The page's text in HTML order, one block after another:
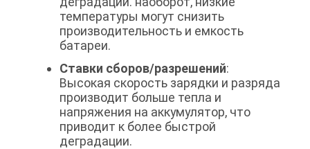
температуры могут снизить
производительность и емкость
батареи.
Ставки сборов/разрешений:
Высокая скорость зарядки и разряда
производит больше тепла и
напряжения на аккумулятор, что
приводит к более быстрой
деградации.